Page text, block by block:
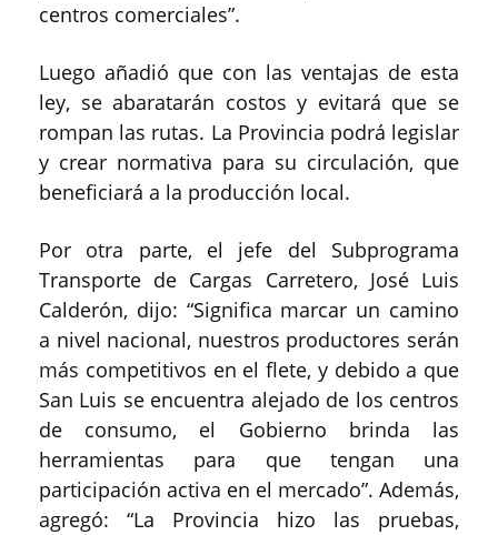
centros comerciales”.
Luego añadió que con las ventajas de esta
ley, se abaratarán costos y evitará que se
rompan las rutas. La Provincia podrá legislar
y crear normativa para su circulación, que
beneficiará a la producción local.
Por otra parte, el jefe del Subprograma
Transporte de Cargas Carretero, José Luis
Calderón, dijo: “Significa marcar un camino
a nivel nacional, nuestros productores serán
más competitivos en el flete, y debido a que
San Luis se encuentra alejado de los centros
de consumo, el Gobierno brinda las
herramientas para que tengan una
participación activa en el mercado”. Además,
agregó: “La Provincia hizo las pruebas,